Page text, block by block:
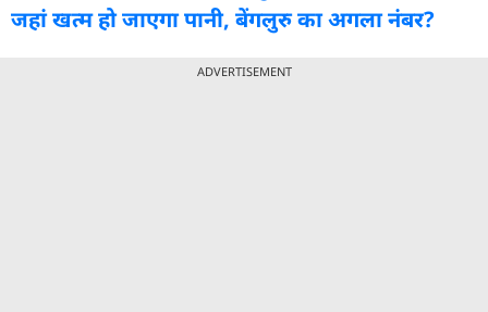
जहां खत्म हो जाएगा पानी, बेंगलुरु का अगला नंबर?
ADVERTISEMENT